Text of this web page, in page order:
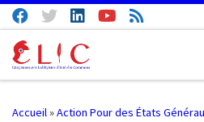
Passer au contenu
Accueil»Action Pour des États